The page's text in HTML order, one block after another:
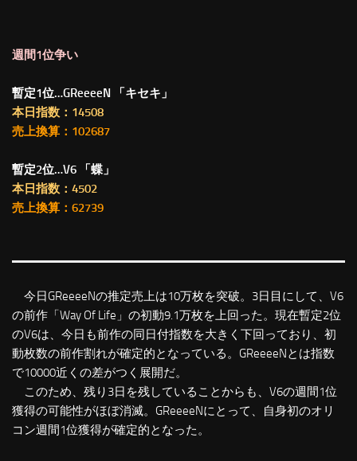
週間1位争い
暫定1位…GReeeeN 「キセキ」
本日指数：14508
売上換算：102687
暫定2位…V6 「蝶」
本日指数：4502
売上換算：62739
今日GReeeeNの推定売上は10万枚を突破。3日目にして、V6
の前作「Way Of Life」の初動9.1万枚を上回った。現在暫定2位
のV6は、今日も前作の同日付指数を大きく下回っており、初
動枚数の前作割れが確定的となっている。GReeeeNとは指数
で10000近くの差がつく展開だ。
このため、残り3日を残していることからも、V6の週間1位
獲得の可能性がほぼ消滅。GReeeeNにとって、自身初のオリ
コン週間1位獲得が確定的となった。